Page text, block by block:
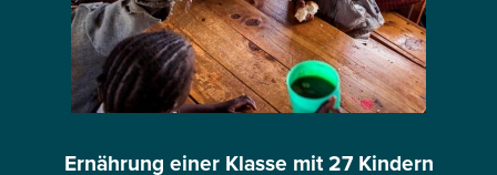
Ernährung einer Klasse mit 27 Kindern